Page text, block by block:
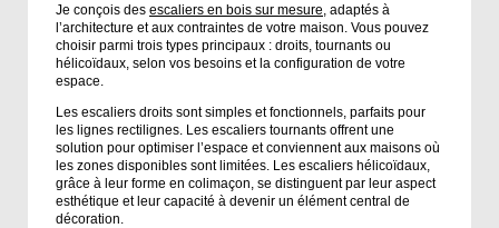
Je conçois des escaliers en bois sur mesure, adaptés à
l’architecture et aux contraintes de votre maison. Vous pouvez
choisir parmi trois types principaux : droits, tournants ou
hélicoïdaux, selon vos besoins et la configuration de votre
espace.
Les escaliers droits sont simples et fonctionnels, parfaits pour
les lignes rectilignes. Les escaliers tournants offrent une
solution pour optimiser l’espace et conviennent aux maisons où
les zones disponibles sont limitées. Les escaliers hélicoïdaux,
grâce à leur forme en colimaçon, se distinguent par leur aspect
esthétique et leur capacité à devenir un élément central de
décoration.